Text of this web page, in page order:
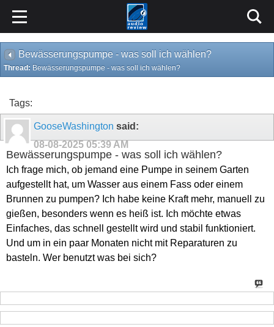
Bewässerungspumpe - was soll ich wählen?
Thread: Bewässerungspumpe - was soll ich wählen?
Tags:
GooseWashington said:
08-08-2025 05:39 AM
Bewässerungspumpe - was soll ich wählen?
Ich frage mich, ob jemand eine Pumpe in seinem Garten
aufgestellt hat, um Wasser aus einem Fass oder einem
Brunnen zu pumpen? Ich habe keine Kraft mehr, manuell zu
gießen, besonders wenn es heiß ist. Ich möchte etwas
Einfaches, das schnell gestellt wird und stabil funktioniert.
Und um in ein paar Monaten nicht mit Reparaturen zu
basteln. Wer benutzt was bei sich?